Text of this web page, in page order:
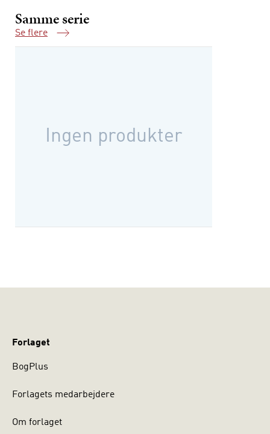
Samme serie
Se flere
Samme serie
Ingen produkter
Forlaget
BogPlus
Forlagets medarbejdere
Om forlaget